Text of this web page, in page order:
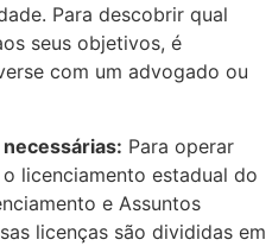
Para descobrir qual
seus objetivos, é
com um advogado ou
Para operar
licenciamento estadual do
e Assuntos
licenças são divididas em